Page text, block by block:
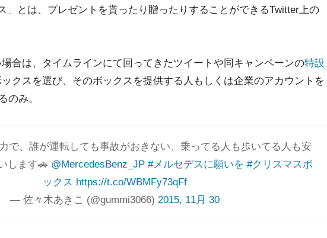
」とは、プレゼントを貰ったり贈ったりすることができるTwitter上の
合は、タイムラインにて回ってきたツイートや同キャンペーンの特設
クスを選び、そのボックスを提供する人もしくは企業のアカウントを
のみ。
で、誰が運転しても事故がおきない、乗ってる人も歩いてる人も安
します🚗 @MercedesBenz_JP #メルセデスに願いを #クリスマスボ
ックス https://t.co/WBMFy73qFf
— 佐々木あきこ (@gummi3066) 2015, 11月 30